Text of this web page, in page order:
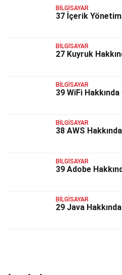
BILGISAYAR
37 İçerik
BILGISAYAR
27 Kuyruk
BILGISAYAR
39 WiFi
BILGISAYAR
38 AWS
BILGISAYAR
39 Adobe
BILGISAYAR
29 Java